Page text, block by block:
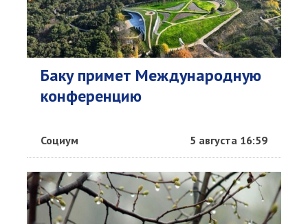
Баку примет Международную
конференцию
Социум 5 августа 16:59